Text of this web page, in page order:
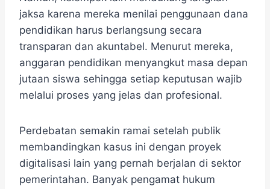
jaksa karena mereka menilai penggunaan dana
pendidikan harus berlangsung secara
transparan dan akuntabel. Menurut mereka,
anggaran pendidikan menyangkut masa depan
jutaan siswa sehingga setiap keputusan wajib
melalui proses yang jelas dan profesional.
Perdebatan semakin ramai setelah publik
membandingkan kasus ini dengan proyek
digitalisasi lain yang pernah berjalan di sektor
pemerintahan. Banyak pengamat hukum